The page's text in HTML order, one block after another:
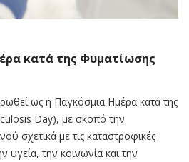
κατά της Φυματίωσης
ως η Παγκόσμια Ημέρα κατά της
Day), με σκοπό την
σχετικά με τις καταστροφικές
υγεία, την κοινωνία και την